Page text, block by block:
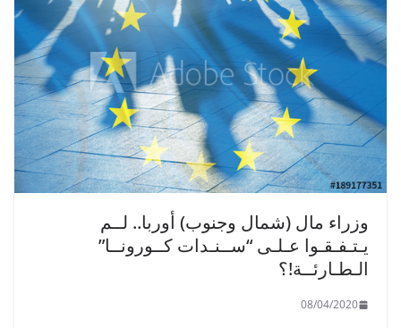
وزراء مال (شمال وجنوب) أوربا.. لــم
يـتـفـقـوا عـلـى “ســنـدات كــورونــا”
الـطـارئــة!؟
08/04/2020